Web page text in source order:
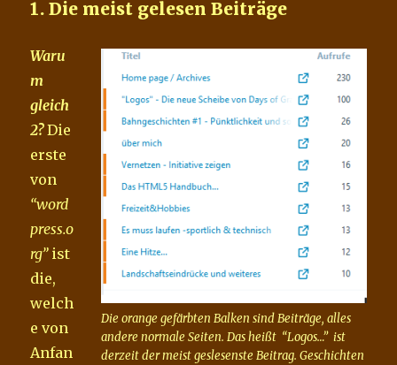
1. Die meist gelesen Beiträge
Die orange gefärbten Balken sind Beiträge, alles
andere normale Seiten. Das heißt “Logos…” ist
derzeit der meist geslesenste Beitrag. Geschichten
Waru
m
gleich
2?Die
erste
von
“word
press.o
rg”ist
die,
welch
e von
Anfan